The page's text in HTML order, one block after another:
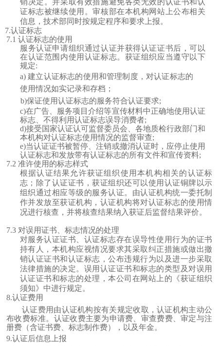
证标志被继续使用。审核部在本机构网站上公布相关
信息，技术部同时按规定程序和要求上报。
7.认证标志
7.1 认证标志的使用
服务认证申请组织通过认证并获得认证证书后，可以
在认证范围内使用认证标志。获证组织应当遵守以下
规定:
a)建立认证标志的使用和管理制度，对认证标志的
使用情况如实记录和存档；
b)保证使用认证标志的服务符合认证要求;
c)在广告、服务项目介绍等宣传材料中正确地使用认证
标志、不得利用认证标志误导消费者;
d)接受国家认证认可监督委员会、各地质检行政部门和
本机构对认证标志使用情况的监督审查;
e)当认证证书被暂停、注销或撤消认证时，应停止使用
认证标志和发放带有认证标志的所有文件和宣传资料;
7.2 准许使用的标志样式
根据认证结果允许获证组织使用本机构相关的认证标
志；除了认证证书，获证组织还可以使用认证铜牌以示
组织通过相应等级的服务认证。由认证机构统一委托制
作并发放至获证机构，认证机构将对认证标志的使用情
况进行核查，并将核查结果纳入获证后监督结果评价。
7.3 对误用证书、标志情况的处理
对服务认证证书、认证标志存在误导性使用行为的证书
持有人，本机构应视情况要求其采取纠正措施或做出撤
销认证证书和认证标志，公布违规行为以及进一步采取
法律措施的决定。误用认证证书和标志的类型及对误用
认证证书和标志的处理，本公司在网站上的《获证组织
须知》中进行规定。
8.认证费用
认证费用由认证机构按有关规定收取，认证机构主动公
布收费标准。认证收费主要为申请费、审查费费、审定与注
册费（含证书费、标志制作费），以及年金。
9.认证后信息上报